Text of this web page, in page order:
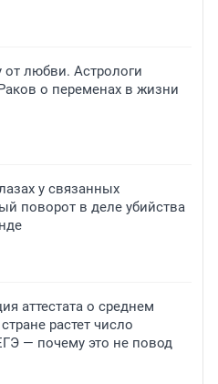
от любви. Астрологи
о переменах в жизни
у связанных
поворот в деле убийства
аттестата о среднем
растет число
— почему это не повод